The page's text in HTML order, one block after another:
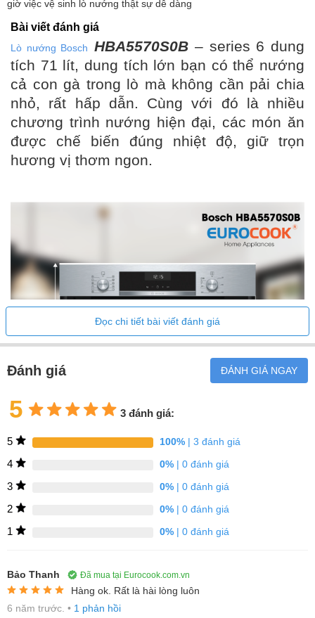
giờ việc vệ sinh lò nướng thật sự dễ dàng
Bài viết đánh giá
Lò nướng Bosch HBA5570S0B – series 6 dung
tích 71 lít, dung tích lớn bạn có thể nướng
cả con gà trong lò mà không cần pải chia
nhỏ, rất hấp dẫn. Cùng với đó là nhiều
chương trình nướng hiện đại, các món ăn
được chế biến đúng nhiệt độ, giữ trọn
hương vị thơm ngon.
1. Tích hợp 7 chế độ nướng cùng 10
Chế độ nướng 3D HotAir
Đọc chi tiết bài viết đánh giá
Đánh giá ĐÁNH GIÁ NGAY
5 3 đánh giá:
5 100%| 3 đánh giá
4 0%| 0 đánh giá
3 0%| 0 đánh giá
2 0%| 0 đánh giá
1 0%| 0 đánh giá
Bảo Thanh Đã mua tại Eurocook.com.vn
Hàng ok. Rất là hài lòng luôn
6 năm trước. • 1 phản hồi